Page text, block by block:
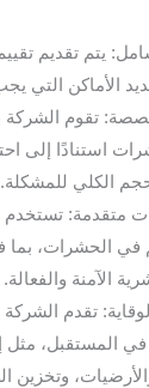
يتم تقديم
الأماكن التي
تقوم
استنادًا إلى
الكلي للمشكلة.
متقدمة:
في الحشرات،
الآمنة والفعالة.
تقدم
المستقبل، مثل
وتخزين